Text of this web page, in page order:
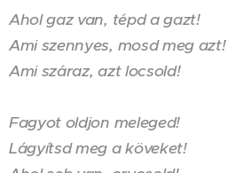
Ahol gaz van, tépd a gazt!
Ami szennyes, mosd meg azt!
Ami száraz, azt locsold!
Fagyot oldjon meleged!
Lágyítsd meg a köveket!